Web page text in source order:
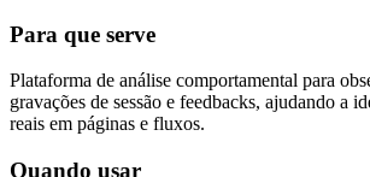
Para que serve
Plataforma de análise comportamental para
gravações de sessão e feedbacks, ajudando a
reais em páginas e fluxos.
Quando usar